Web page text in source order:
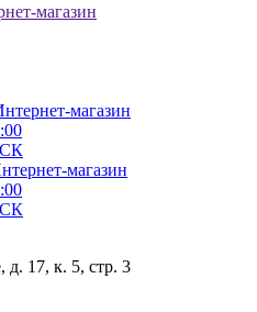
магазин
магазин
магазин
д. 17, к. 5, стр. 3